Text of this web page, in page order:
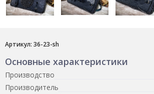
Артикул: 36-23-sh
Основные характеристики
Производство
Производитель